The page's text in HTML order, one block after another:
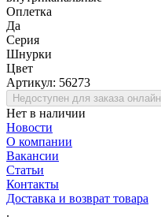
Оплетка
Да
Серия
Шнурки
Цвет
Артикул: 56273
Недоступен для заказа онлайн
Нет в наличии
Новости
О компании
Вакансии
Статьи
Контакты
Доставка и возврат товара
.